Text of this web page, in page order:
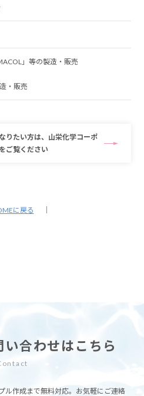
」等の製造・販売
・販売
りたい方は、山栄化学コーポ
ご覧ください
に戻る
合わせはこちら
ル作成まで無料対応。お気軽にご連絡